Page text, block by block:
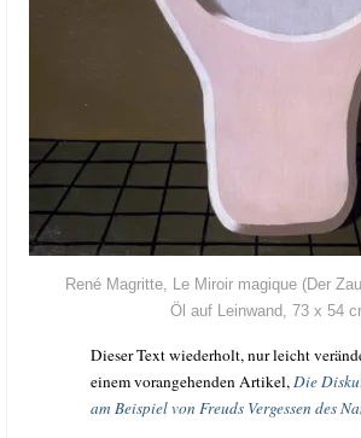
René Magrit­te, Le Miro­ir magi­que (Der
Öl auf Lein­wand, 73 x 54
Die­ser Text wie­der­holt, nur leicht
einem vor­an­ge­hen­den Arti­kel,Die
am Bei­spiel von Freuds Ver­ges­sen des